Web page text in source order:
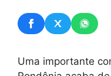
Uma importante